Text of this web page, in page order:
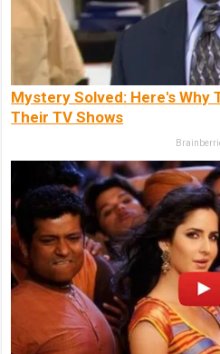
Mystery Solved: Here's Why
Their TV Shows